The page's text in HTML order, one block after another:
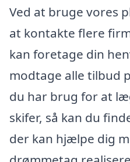
Ved at bruge vores
at kontakte flere
kan foretage din
modtage alle tilbud
du har brug for at
skifer, så kan du
der kan hjælpe dig